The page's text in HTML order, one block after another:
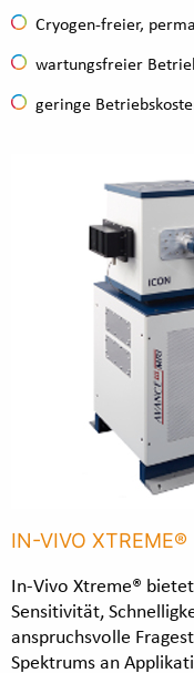
Cryogen-freier,
wartungsfreier
geringe
IN-VIVO XTREME®
In-Vivo Xtreme®
Sensitivität,
anspruchsvolle
Spektrums an